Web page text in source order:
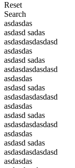
Reset
Search
asdasdas
asdasd sadas
asdasdasdasdasd
asdasdas
asdasd sadas
asdasdasdasdasd
asdasdas
asdasd sadas
asdasdasdasdasd
asdasdas
asdasd sadas
asdasdasdasdasd
asdasdas
asdasd sadas
asdasdasdasdasd
asdasdas